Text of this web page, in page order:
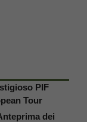
PIF
Tour
dei